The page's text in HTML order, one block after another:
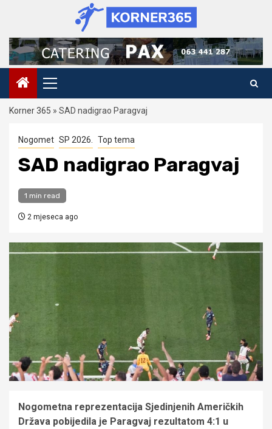
content
Primary
Menu
Korner 365 » SAD nadigrao Paragvaj
Nogomet SP 2026. Top tema
SAD nadigrao Paragvaj
1 min read
2 mjeseca ago
Nogometna reprezentacija Sjedinjenih Američkih
Država pobijedila je Paragvaj rezultatom 4:1 u